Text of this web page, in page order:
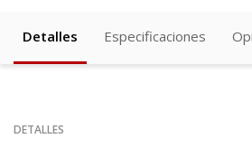
Detalles Especificaciones
DETALLES